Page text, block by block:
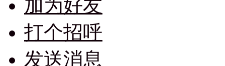
加为好友
打个招呼
发送消息